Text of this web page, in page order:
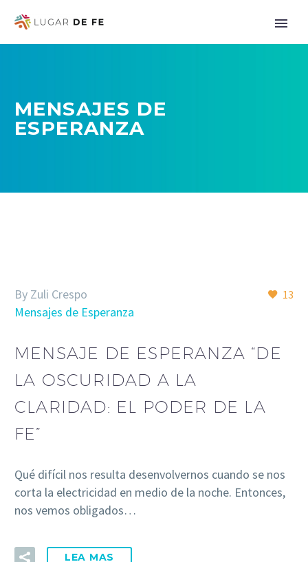
MENSAJES DE
ESPERANZA
13
By Zuli Crespo
Mensajes de Esperanza
MENSAJE DE ESPERANZA “DE
LA OSCURIDAD A LA
CLARIDAD: EL PODER DE LA
FE”
Qué difícil nos resulta desenvolvernos cuando se nos
corta la electricidad en medio de la noche. Entonces,
nos vemos obligados…
LEA MAS